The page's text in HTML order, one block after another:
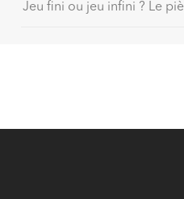
Jeu fini ou jeu infini ? Le